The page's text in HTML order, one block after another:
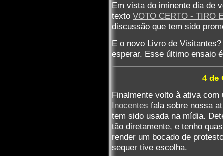
Em vista do iminente dia de
texto VOTO CERTO - TIRO
discussão que tem sido
E o novo Livro de
esperar. Esse último ensaio
4 de
Finalmente volto à ativa
Inocentes fala sobre nossa
tem sido usada na mídia.
tão diretamente, e tenho
render um bocado de
sequer tive escolha.